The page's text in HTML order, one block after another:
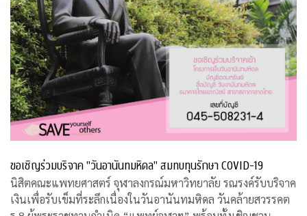
ขอเชิญร่วมบริจาค "วันอานันทมหิดล" สมทบทุนรักษา COVID-19
นิสิตคณะแพทยศาสตร์ จุฬาลงกรณ์มหาวิทยาลัย รณรงค์รับบริจาค
เงินเพื่อรับเข็มที่ระลึกเนื่องในวันอานันทมหิดล วันคล้ายสวรรคต